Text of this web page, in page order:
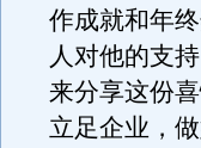
作成就和年
人对他的支
来分享这份
立足企业，